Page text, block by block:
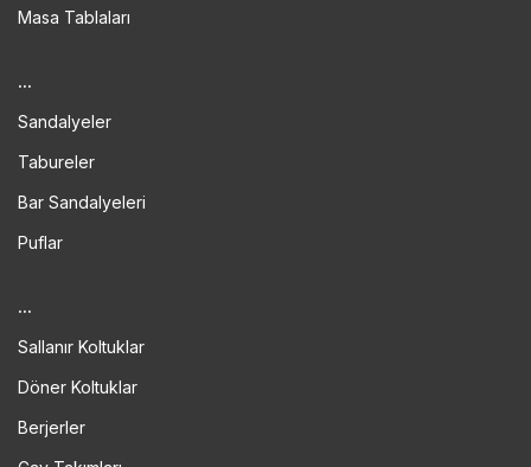
Masa Tablaları
...
Sandalyeler
Tabureler
Bar Sandalyeleri
Puflar
...
Sallanır Koltuklar
Döner Koltuklar
Berjerler